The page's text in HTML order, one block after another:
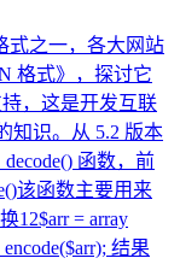
式之一，各大网站
格式》，探讨它
，这是开发互联
知识。从 5.2 版本
函数，前
该函数主要用来
12$arr = array
结果